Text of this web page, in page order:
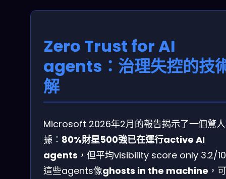
Zero Trust for AI
agents：治理失控的技
解
Microsoft 2026年2月的報告揭示了一個驚
據： 80%財星500強已在運行active AI
agents ，但平均visibility score only 3.2/
這些agents像ghosts in the machine ，